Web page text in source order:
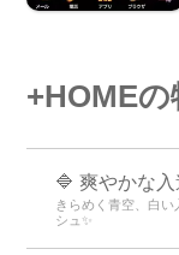
+HOME
🔷 爽やかな
きらめく青空、白
シュ✨